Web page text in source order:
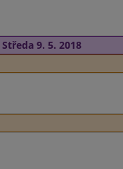
Středa 9. 5. 2018